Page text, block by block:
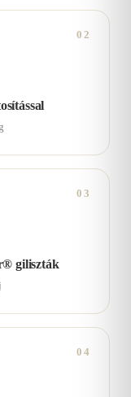
02
03
giliszták
04